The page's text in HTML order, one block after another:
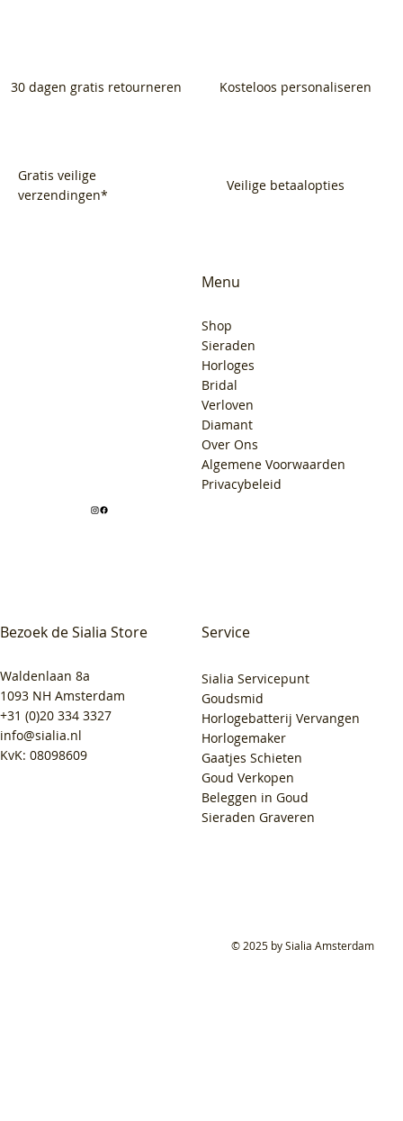
30 dagen gratis retourneren Kosteloos personaliseren
Gratis veilige
verzendingen*
Veilige betaalopties
Bezoek de Sialia Store
Waldenlaan 8a
1093 NH Amsterdam
+31 (0)20 334 3327
info@sialia.nl
KvK: 08098609
Menu
Shop
Sieraden
Horloges
Bridal
Verloven
Diamant
Over Ons
Algemene Voorwaarden
Privacybeleid
Service
Sialia Servicepunt
Goudsmid
Horlogebatterij Vervangen
Horlogemaker
Gaatjes Schieten
Goud Verkopen
Beleggen in Goud
Sieraden Graveren
© 2025 by Sialia Amsterdam